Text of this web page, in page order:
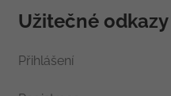
Užitečné odkazy
Přihlášení